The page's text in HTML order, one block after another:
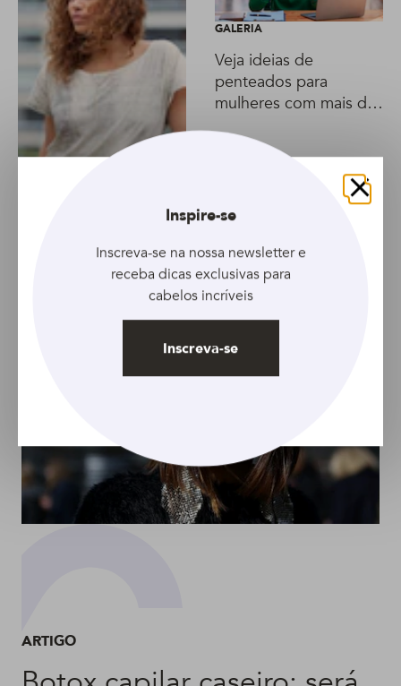
GALERIA
Veja ideias de
penteados para
mulheres com mais de
ARTIGO
Fechar
Inspire-se
Inscreva-se na nossa newsletter e
receba dicas exclusivas para
cabelos incríveis
Inscreva-se